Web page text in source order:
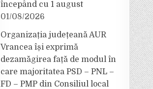
începând cu 1 august
01/08/2026
Organizația județeană AUR
Vrancea își exprimă
dezamăgirea față de modul în
care majoritatea PSD – PNL –
FD – PMP din Consiliul local